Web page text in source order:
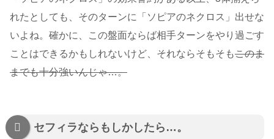
れたとしても、そのターンに「ソピアのネクロス」出せな
いよね。確かに、この盤面ならば相手ターンをやり過ごす
ことはできるかもしれないけど、それならそもそもこのま
までも十分強いんじゃ…。
セフィラならもしかしたら…。